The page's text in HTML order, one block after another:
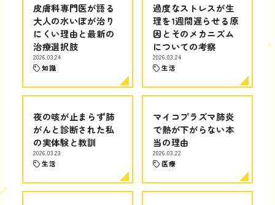
皮膚科専門医が語る
大人の水いぼが治り
にくい理由と最新の
治療選択肢
2026.03.24
知識
過度なストレスが生
理を1週間遅らせる原
因とそのメカニズム
についての考察
2026.03.24
生活
夜の咳が止まらず肺
がんと診断された私
の実体験と教訓
2026.03.23
生活
マイコプラズマ肺炎
で熱が下がらない本
当の理由
2026.03.22
医療